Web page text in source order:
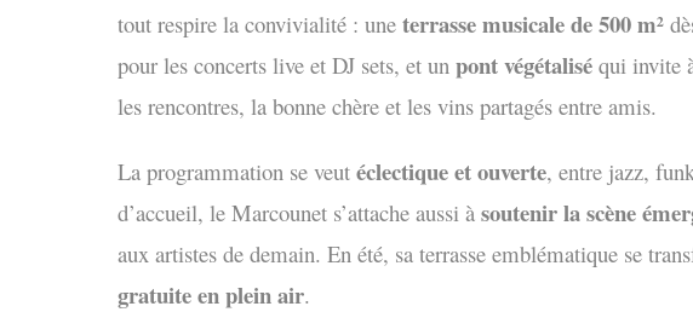
tout respire la convivialité : une terrasse musicale de 500 m²
pour les concerts live et DJ sets, et un pont végétalisé qui invite
les rencontres, la bonne chère et les vins partagés entre amis.
La programmation se veut éclectique et ouverte, entre jazz,
d’accueil, le Marcounet s’attache aussi à soutenir la scène
aux artistes de demain. En été, sa terrasse emblématique se
gratuite en plein air.